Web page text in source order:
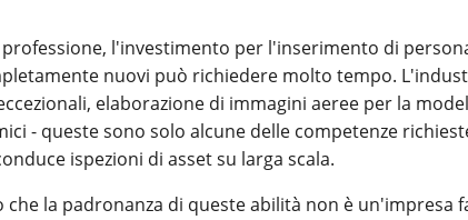
l'investimento per l'inserimento di
nuovi può richiedere molto tempo.
elaborazione di immagini aeree per la
- queste sono solo alcune delle competenze
ispezioni di asset su larga scala.
che la padronanza di queste abilità non è un'impresa